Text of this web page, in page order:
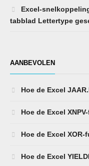
Excel-
tabblad Lettertype
AANBEVOLEN
Hoe de Excel
Hoe de Excel
Hoe de Excel
Hoe de Excel